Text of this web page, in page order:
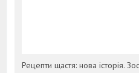
Рецепти щастя: нова історія.